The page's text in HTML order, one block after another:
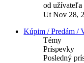
od užívateľa
Ut Nov 28,
Kúpim / Predám /
Témy
Príspevky
Posledný